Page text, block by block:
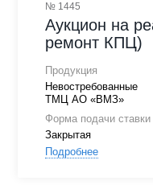
№ 1445
Аукцион на
ремонт КПЦ)
Продукция
Невостребованные
ТМЦ АО «ВМЗ»
Форма подачи ставки
Закрытая
Подробнее